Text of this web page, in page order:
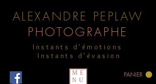
ALEXANDRE PEPLAW
PHOTOGRAPHE
Instants d'émotions
Instants d'évasion
ME
NU
PANIER